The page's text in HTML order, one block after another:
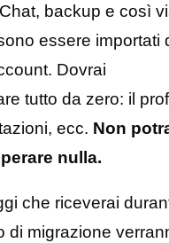
WhatsApp
Business
Facebook
di
l’account,